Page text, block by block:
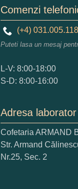
Numele
Adaugati o
Ce nota
1 2 3
Nu tocmai bun
Comenzi
(+4)
Puteti lasa un mesaj
L-V: 8:00-18:00
S-D: 8:00-16:00
Adresa laborator
Cofetaria ARMAND
Str. Armand
Nr.25, Sec. 2